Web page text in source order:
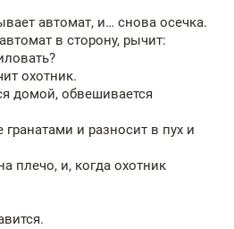
автомат, и… снова осечка.
в сторону, рычит:
охотник.
домой, обвешивается
гранатами и разносит в пух и
плечо, и, когда охотник